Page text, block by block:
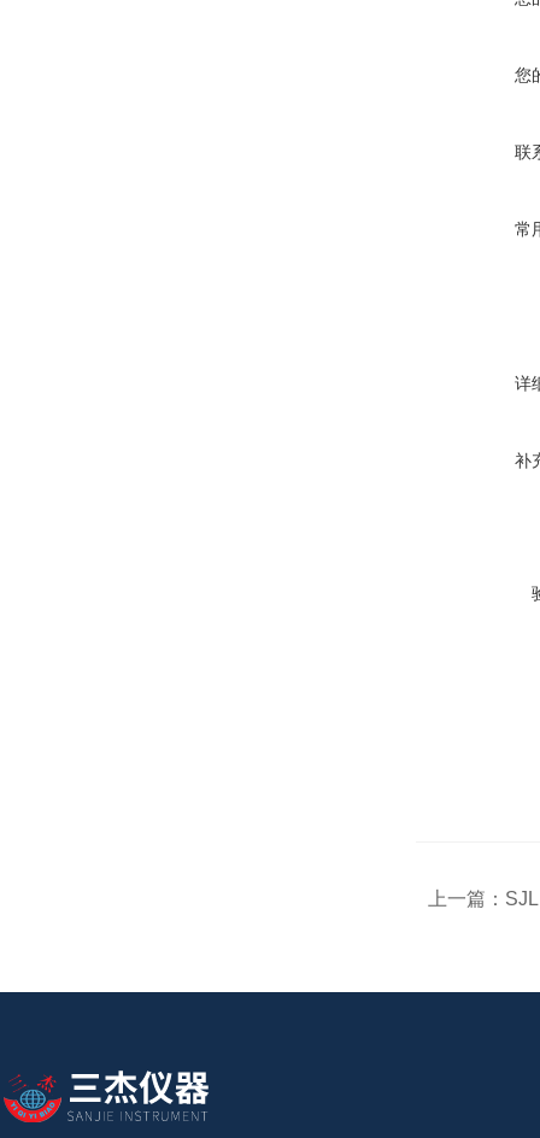
您
联
常
详
补
上一篇：